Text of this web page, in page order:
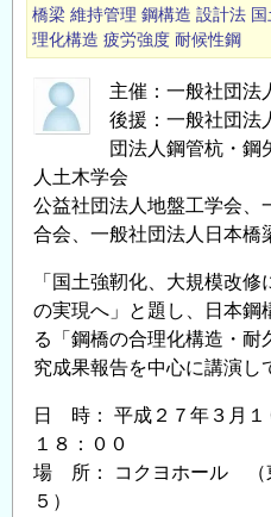
講
習
「地
盤
学
に
お
け
る
性
能
計
入
門
橋梁 維持管理 鋼構造 設計法
理化構造 疲労強度 耐候性鋼
主催：一般社団法
後援：一般社団法
団法人鋼管杭・鋼
人土木学会
公益社団法人地盤工学会、
合会、一般社団法人日本橋
「国土強靭化、大規模改
の実現へ」と題し、日本鋼
る「鋼橋の合理化構造・
究成果報告を中心に講演し
日 時： 平成２７年３月
１８：００
場 所： コクヨホール （
５）